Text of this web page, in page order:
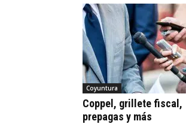
Coyuntura
Coppel, grillete fiscal,
prepagas y más